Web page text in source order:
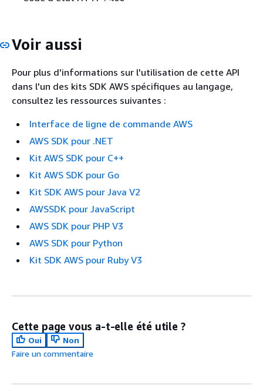
Voir aussi
Pour plus d'informations sur l'utilisation de cette API
dans l'un des kits SDK AWS spécifiques au langage,
consultez les ressources suivantes :
Interface de ligne de commande AWS
AWS SDK pour .NET
Kit AWS SDK pour C++
Kit AWS SDK pour Go
Kit SDK AWS pour Java V2
AWSSDK pour JavaScript
AWS SDK pour PHP V3
AWS SDK pour Python
Kit SDK AWS pour Ruby V3
Cette page vous a-t-elle été utile ?
Oui
Non
Faire un commentaire